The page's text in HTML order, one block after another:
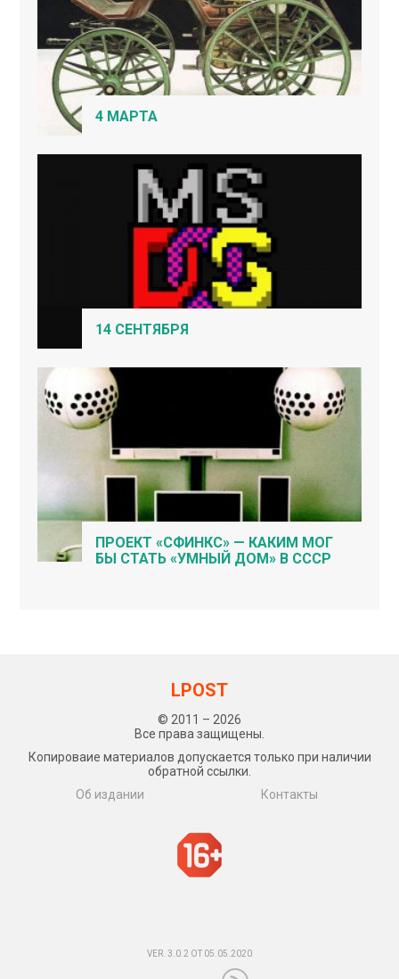
4 МАРТА
14 СЕНТЯБРЯ
ПРОЕКТ «СФИНКС» — КАКИМ МОГ
БЫ СТАТЬ «УМНЫЙ ДОМ» В СССР
LPOST
© 2011 – 2026
Все права защищены.
Копироваие материалов допускается только при наличии
обратной ссылки.
Об издании
Контакты
VER. 3.0.2 ОТ 05.05.2020